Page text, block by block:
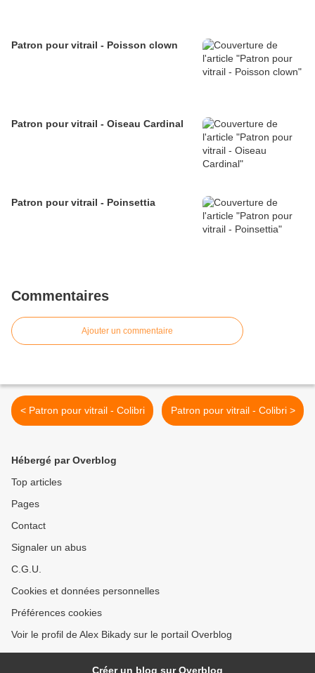
Patron pour vitrail - Poisson clown
Patron pour vitrail - Oiseau Cardinal
Patron pour vitrail - Poinsettia
Commentaires
Ajouter un commentaire
< Patron pour vitrail - Colibri Patron pour vitrail - Colibri >
Hébergé par Overblog
Top articles
Pages
Contact
Signaler un abus
C.G.U.
Cookies et données personnelles
Préférences cookies
Voir le profil de Alex Bikady sur le portail Overblog
Créer un blog sur Overblog